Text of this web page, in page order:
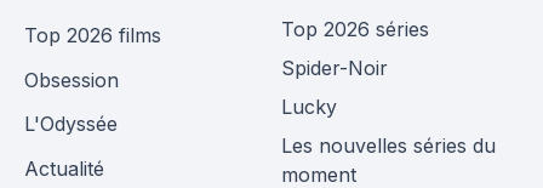
Top 2026 films
Obsession
L'Odyssée
Actualité
Top 2026 séries
Spider-Noir
Lucky
Les nouvelles séries du
moment